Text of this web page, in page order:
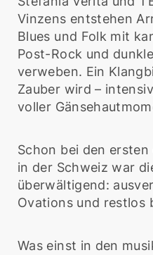
Vinzens entstehen
Blues und Folk mit
Post-Rock und
verweben. Ein
Zauber wird –
voller
Schon bei den
in der Schweiz war
überwältigend:
Ovations und restlos
Was einst in den